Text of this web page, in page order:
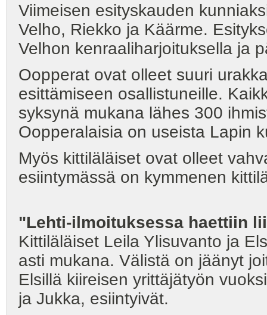
Viimeisen esityskauden
Velho, Riekko ja Käärme.
Velhon kenraaliharjoituksella ja
Oopperat ovat olleet suuri
esittämiseen osallistuneille.
syksynä mukana lähes 300
Oopperalaisia on useista Lapin
Myös kittiläläiset ovat olleet
esiintymässä on kymmenen
"Lehti-ilmoituksessa haettiin
Kittiläläiset Leila Ylisuvanto ja
asti mukana. Välistä on jäänyt
Elsillä kiireisen yrittäjätyön
ja Jukka, esiintyivät.